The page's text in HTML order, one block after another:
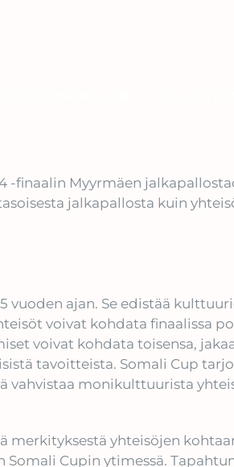
-finaalin Myyrmäen
jalkapallosta kuin
ajan. Se edistää
voivat kohdata finaalissa
voivat kohdata toisensa,
tavoitteista. Somali Cup
monikulttuurista
yhteisöjen
Cupin ytimessä.